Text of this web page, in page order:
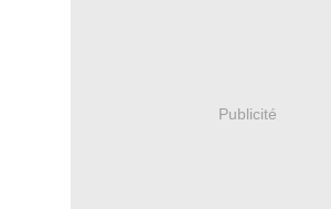
Publicité